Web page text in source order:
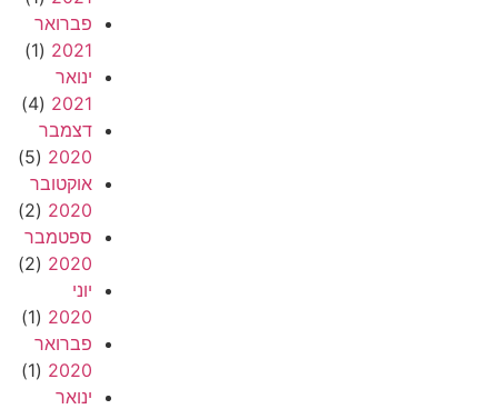
פברואר
2021
(1)
ינואר
2021
(4)
דצמבר
2020
(5)
אוקטובר
2020
(2)
ספטמבר
2020
(2)
יוני
2020
(1)
פברואר
2020
(1)
ינואר